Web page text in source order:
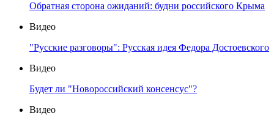
Обратная сторона ожиданий: будни российского Крыма
Видео
"Русские разговоры": Русская идея Федора Достоевского
Видео
Будет ли "Новороссийский консенсус"?
Видео